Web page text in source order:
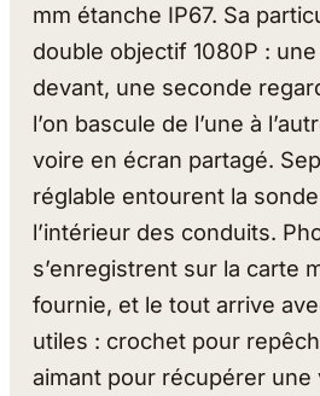
mm étanche IP67. Sa
double objectif 1080P :
devant, une seconde
l’on bascule de l’une à
voire en écran partagé.
réglable entourent la
l’intérieur des conduits.
s’enregistrent sur la carte
fournie, et le tout arrive
utiles : crochet pour
aimant pour récupérer une